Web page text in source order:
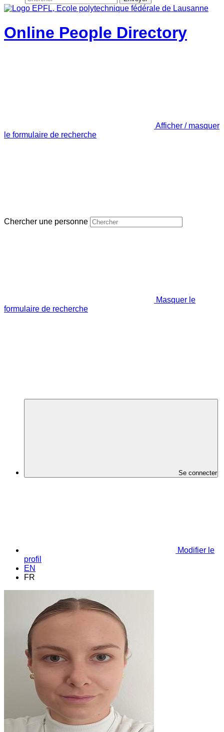
Online People Directory
Afficher / masquer
le formulaire de recherche
Chercher une personne
Masquer le
formulaire de recherche
Se connecter
Modifier le
profil
EN
FR